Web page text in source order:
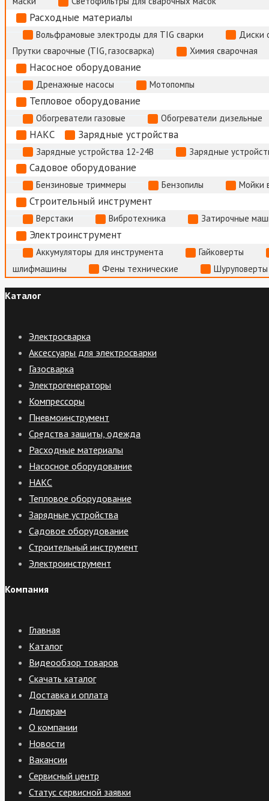
Расходные материалы
Вольфрамовые электроды для TIG сварки
Диски
Прутки сварочные (TIG, газосварка)
Химия сварочная
Насосное оборудование
Дренажные насосы Мотопомпы
Тепловое оборудование
Обогреватели газовые Обогреватели дизельные
НАКС Зарядные устройства
Зарядные устройства 12-24В Зарядные
Садовое оборудование
Бензиновые триммеры Бензопилы Мойки
Строительный инструмент
Верстаки Вибротехника Затирочные
Электроинструмент
Аккумуляторы для инструмента
Гайковерты
шлифмашины
Фены технические
Каталог
Электросварка
Аксессуары для электросварки
Газосварка
Электрогенераторы
Компрессоры
Пневмоинструмент
Средства защиты, одежда
Расходные материалы
Насосное оборудование
НАКС
Тепловое оборудование
Зарядные устройства
Садовое оборудование
Строительный инструмент
Электроинструмент
Компания
Главная
Каталог
Видеообзор товаров
Скачать каталог
Доставка и оплата
Дилерам
О компании
Новости
Вакансии
Сервисный центр
Статус сервисной заявки